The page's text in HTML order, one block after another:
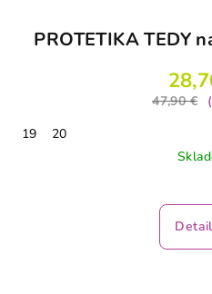
PROTETIKA TEDY
47,90 €
19
20
Detail